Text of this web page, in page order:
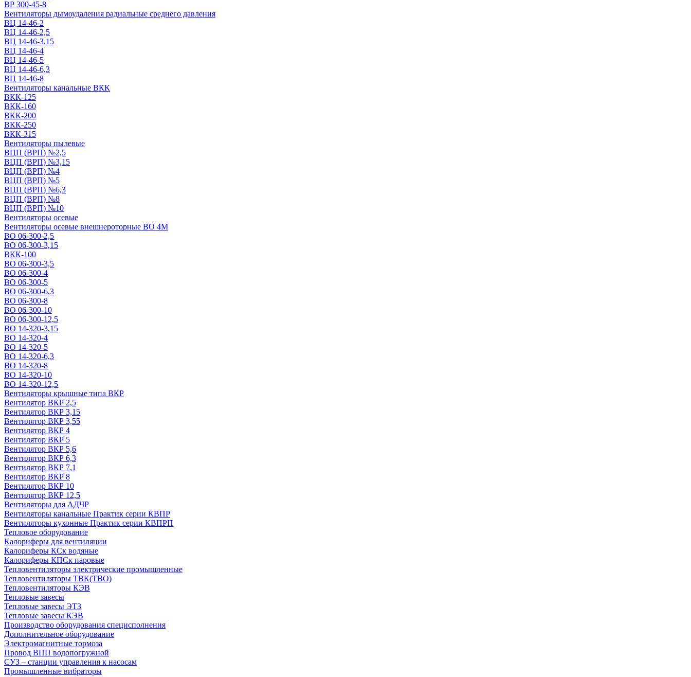
ВР 300-45-8
Вентиляторы дымоудаления радиальные среднего давления
ВЦ 14-46-2
ВЦ 14-46-2,5
ВЦ 14-46-3,15
ВЦ 14-46-4
ВЦ 14-46-5
ВЦ 14-46-6,3
ВЦ 14-46-8
Вентиляторы канальные ВКК
ВКК-125
ВКК-160
ВКК-200
ВКК-250
ВКК-315
Вентиляторы пылевые
ВЦП (ВРП) №2,5
ВЦП (ВРП) №3,15
ВЦП (ВРП) №4
ВЦП (ВРП) №5
ВЦП (ВРП) №6,3
ВЦП (ВРП) №8
ВЦП (ВРП) №10
Вентиляторы осевые
Вентиляторы осевые внешнероторные ВО 4М
ВО 06-300-2,5
ВО 06-300-3,15
ВКК-100
ВО 06-300-3,5
ВО 06-300-4
ВО 06-300-5
ВО 06-300-6,3
ВО 06-300-8
ВО 06-300-10
ВО 06-300-12,5
ВО 14-320-3,15
ВО 14-320-4
ВО 14-320-5
ВО 14-320-6,3
ВО 14-320-8
ВО 14-320-10
ВО 14-320-12,5
Вентиляторы крышные типа ВКР
Вентилятор ВКР 2,5
Вентилятор ВКР 3,15
Вентилятор ВКР 3,55
Вентилятор ВКР 4
Вентилятор ВКР 5
Вентилятор ВКР 5,6
Вентилятор ВКР 6,3
Вентилятор ВКР 7,1
Вентилятор ВКР 8
Вентилятор ВКР 10
Вентилятор ВКР 12,5
Вентиляторы для АДЧР
Вентиляторы канальные Практик серии КВПР
Вентиляторы кухонные Практик серии КВПРП
Тепловое оборудование
Калориферы для вентиляции
Калориферы КСк водяные
Калориферы КПСк паровые
Тепловентиляторы электрические промышленные
Тепловентиляторы ТВК(ТВО)
Тепловентиляторы КЭВ
Тепловые завесы
Тепловые завесы ЭТЗ
Тепловые завесы КЭВ
Производство оборудования специсполнения
Дополнительное оборудование
Электромагнитные тормоза
Провод ВПП водопогружной
СУЗ – станции управления к насосам
Промышленные вибраторы